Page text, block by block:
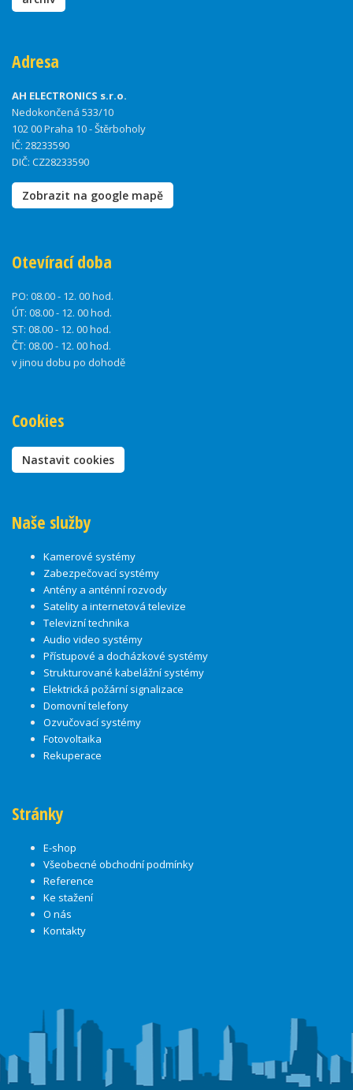
Adresa
AH ELECTRONICS s.r.o.
Nedokončená 533/10
102 00 Praha 10 - Štěrboholy
IČ: 28233590
DIČ: CZ28233590
Zobrazit na google mapě
Otevírací doba
PO: 08.00 - 12. 00 hod.
ÚT: 08.00 - 12. 00 hod.
ST: 08.00 - 12. 00 hod.
ČT: 08.00 - 12. 00 hod.
v jinou dobu po dohodě
Cookies
Nastavit cookies
Naše služby
Kamerové systémy
Zabezpečovací systémy
Antény a anténní rozvody
Satelity a internetová televize
Televizní technika
Audio video systémy
Přístupové a docházkové systémy
Strukturované kabelážní systémy
Elektrická požární signalizace
Domovní telefony
Ozvučovací systémy
Fotovoltaika
Rekuperace
Stránky
E-shop
Všeobecné obchodní podmínky
Reference
Ke stažení
O nás
Kontakty